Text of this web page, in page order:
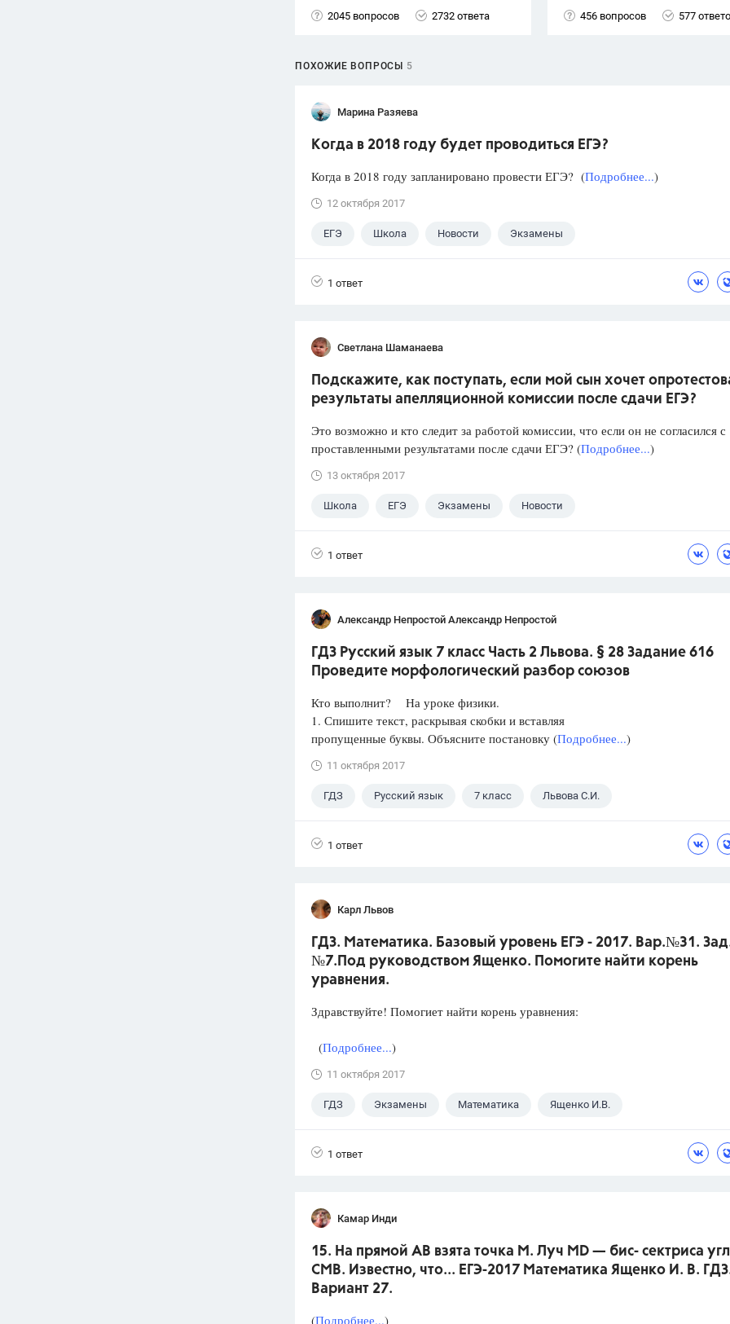
2045 вопросов 2732 ответа 456 вопросов 577
ПОХОЖИЕ ВОПРОСЫ 5
Марина Разяева
Когда в 2018 году будет проводиться ЕГЭ?
Когда в 2018 году запланировано провести ЕГЭ? (Подробнее...)
12 октября 2017
ЕГЭ Школа Новости Экзамены
1 ответ
Светлана Шаманаева
Подскажите, как поступать, если мой сын хочет
результаты апелляционной комиссии после сдачи ЕГЭ?
Это возможно и кто следит за работой комиссии, что если он не согласился с
проставленными результатами после сдачи ЕГЭ? (Подробнее...)
13 октября 2017
Школа ЕГЭ Экзамены Новости
1 ответ
Александр Непростой Александр Непростой
ГДЗ Русский язык 7 класс Часть 2 Львова. § 28 Задание 616
Проведите морфологический разбор союзов
Кто выполнит? На уроке физики.
1. Спишите текст, раскрывая скобки и вставляя
пропущенные буквы. Объясните постановку (Подробнее...)
11 октября 2017
ГДЗ Русский язык 7 класс Львова С.И.
1 ответ
Карл Львов
ГДЗ. Математика. Базовый уровень ЕГЭ - 2017. Вар.№31.
№7.Под руководством Ященко. Помогите найти корень
уравнения.
Здравствуйте! Помогиет найти корень уравнения:
(Подробнее...)
11 октября 2017
ГДЗ Экзамены Математика Ященко И.В.
1 ответ
Камар Инди
15. На прямой АВ взята точка М. Луч MD — бис- сектриса
СМВ. Известно, что... ЕГЭ-2017 Математика Ященко И. В.
Вариант 27.
(Подробнее...)